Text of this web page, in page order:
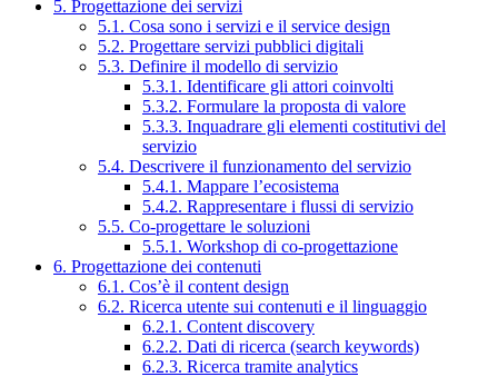
5. Progettazione dei servizi
5.1. Cosa sono i servizi e il service design
5.2. Progettare servizi pubblici digitali
5.3. Definire il modello di servizio
5.3.1. Identificare gli attori coinvolti
5.3.2. Formulare la proposta di valore
5.3.3. Inquadrare gli elementi costitutivi del
servizio
5.4. Descrivere il funzionamento del servizio
5.4.1. Mappare l’ecosistema
5.4.2. Rappresentare i flussi di servizio
5.5. Co-progettare le soluzioni
5.5.1. Workshop di co-progettazione
6. Progettazione dei contenuti
6.1. Cos’è il content design
6.2. Ricerca utente sui contenuti e il linguaggio
6.2.1. Content discovery
6.2.2. Dati di ricerca (search keywords)
6.2.3. Ricerca tramite analytics